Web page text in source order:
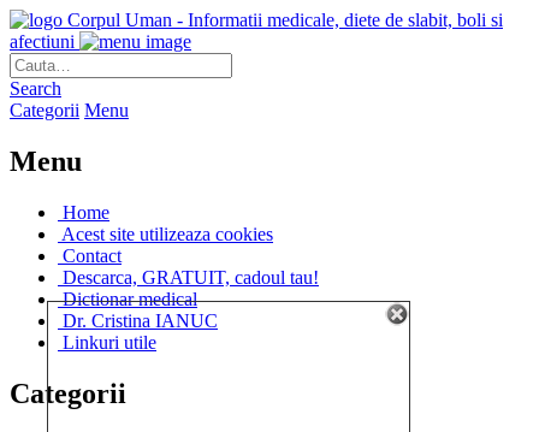
Corpul Uman - Informatii medicale, diete de slabit, boli si
afectiuni
Search
Categorii Menu
Menu
Home
Acest site utilizeaza cookies
Contact
Descarca, GRATUIT, cadoul tau!
Dictionar medical
Dr. Cristina IANUC
Linkuri utile
Categorii